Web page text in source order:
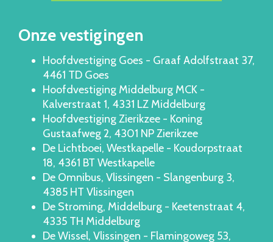
Onze vestigingen
Hoofdvestiging Goes - Graaf Adolfstraat 37,
4461 TD Goes
Hoofdvestiging Middelburg MCK -
Kalverstraat 1, 4331 LZ Middelburg
Hoofdvestiging Zierikzee - Koning
Gustaafweg 2, 4301 NP Zierikzee
De Lichtboei, Westkapelle - Koudorpstraat
18, 4361 BT Westkapelle
De Omnibus, Vlissingen - Slangenburg 3,
4385 HT Vlissingen
De Stroming, Middelburg - Keetenstraat 4,
4335 TH Middelburg
De Wissel, Vlissingen - Flamingoweg 53,